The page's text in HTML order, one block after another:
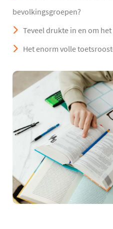
bevolkingsgroepen?
Teveel drukte in en om
Het enorm volle